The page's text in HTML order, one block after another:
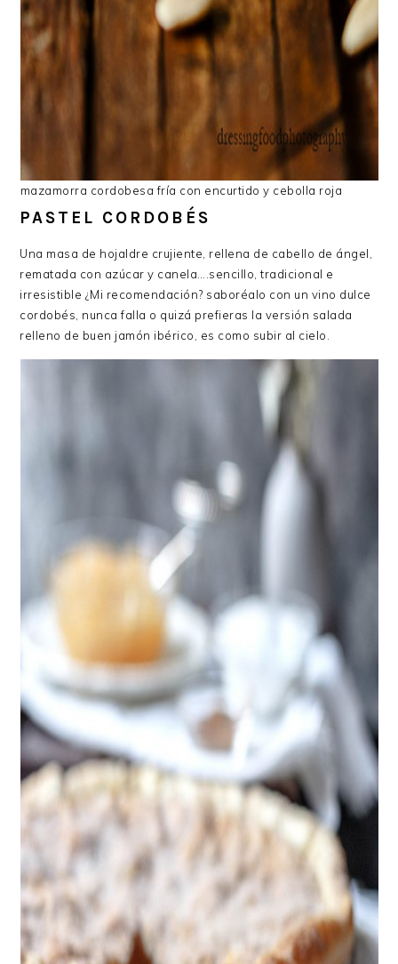
mazamorra cordobesa fría con encurtido y cebolla roja
PASTEL CORDOBÉS
Una masa de hojaldre crujiente, rellena de cabello de ángel,
rematada con azúcar y canela….sencillo, tradicional e
irresistible ¿Mi recomendación? saboréalo con un vino dulce
cordobés, nunca falla o quizá prefieras la versión salada
relleno de buen jamón ibérico, es como subir al cielo.